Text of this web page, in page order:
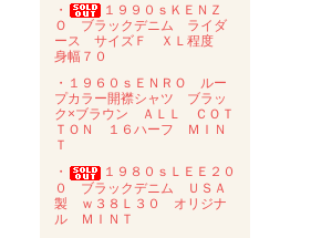
・
１９９０ｓＫＥＮＺ
Ｏ ブラックデニム ライダ
ース サイズＦ ＸＬ程度
身幅７０
・１９６０ｓＥＮＲＯ ルー
プカラー開襟シャツ ブラッ
ク×ブラウン ＡＬＬ ＣＯＴ
ＴＯＮ １６ハーフ ＭＩＮ
Ｔ
・
１９８０ｓＬＥＥ２０
０ ブラックデニム ＵＳＡ
製 ｗ３８Ｌ３０ オリジナ
ル ＭＩＮＴ